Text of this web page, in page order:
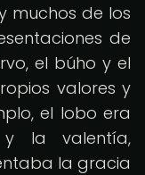
muchos de los
de
el búho y el
valores y
el lobo era
la valentía,
la gracia